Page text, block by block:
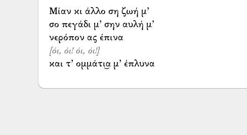
Μίαν κι άλλο ση ζωή μ’
σο πεγάδι μ’ σην αυλή μ’
[όι, όι! όι, όι!]
και τ’ ομμάτι͜α μ’ έπλυνα